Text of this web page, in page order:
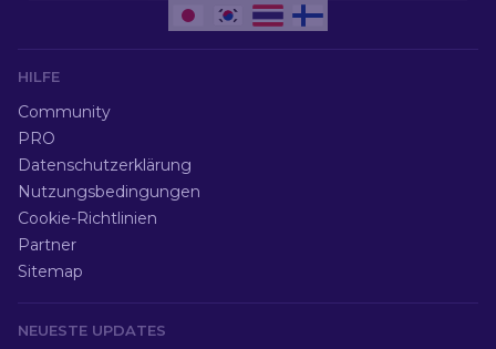
HILFE
Community
PRO
Datenschutzerklärung
Nutzungsbedingungen
Cookie-Richtlinien
Partner
Sitemap
NEUESTE UPDATES